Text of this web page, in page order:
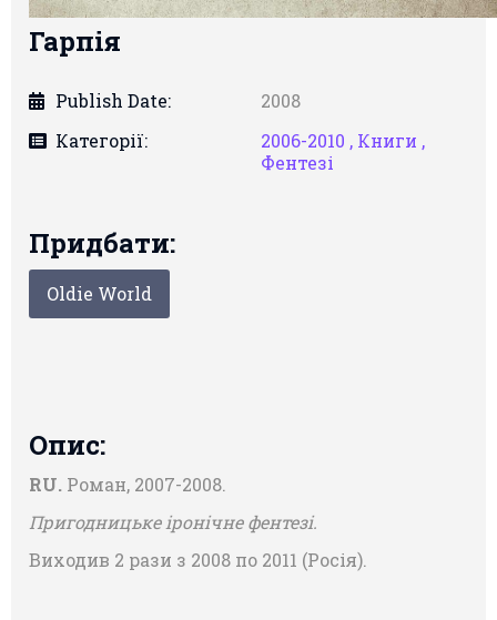
Гарпія
Publish Date:
2008
Категорії:
2006-2010 , Книги ,
Фентезі
Придбати:
Oldie World
Опис:
RU. Роман, 2007-2008.
Пригодницьке іронічне фентезі.
Виходив 2 рази з 2008 по 2011 (Росія).